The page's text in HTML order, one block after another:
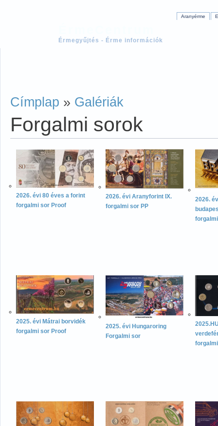
Érmegyűjtés - Érme információk
Aranyérme
Címplap » Galériák
Forgalmi sorok
2026. évi 80 éves a forint
forgalmi sor Proof
2026. évi Aranyforint IX.
forgalmi sor PP
2026.
2025. évi Mátrai borvidék
forgalmi sor Proof
2025. évi Hungaroring
Forgalmi sor